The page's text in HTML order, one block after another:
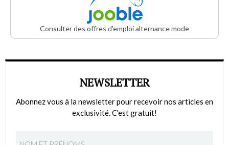
Consulter des offres d'emploi alternance mode
NEWSLETTER
Abonnez vous à la newsletter pour recevoir nos articles en
exclusivité. C'est gratuit!